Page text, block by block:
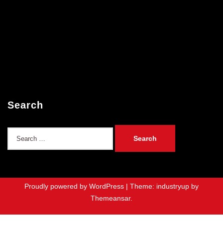
Search
Proudly powered by WordPress | Theme: industryup by
Themeansar.